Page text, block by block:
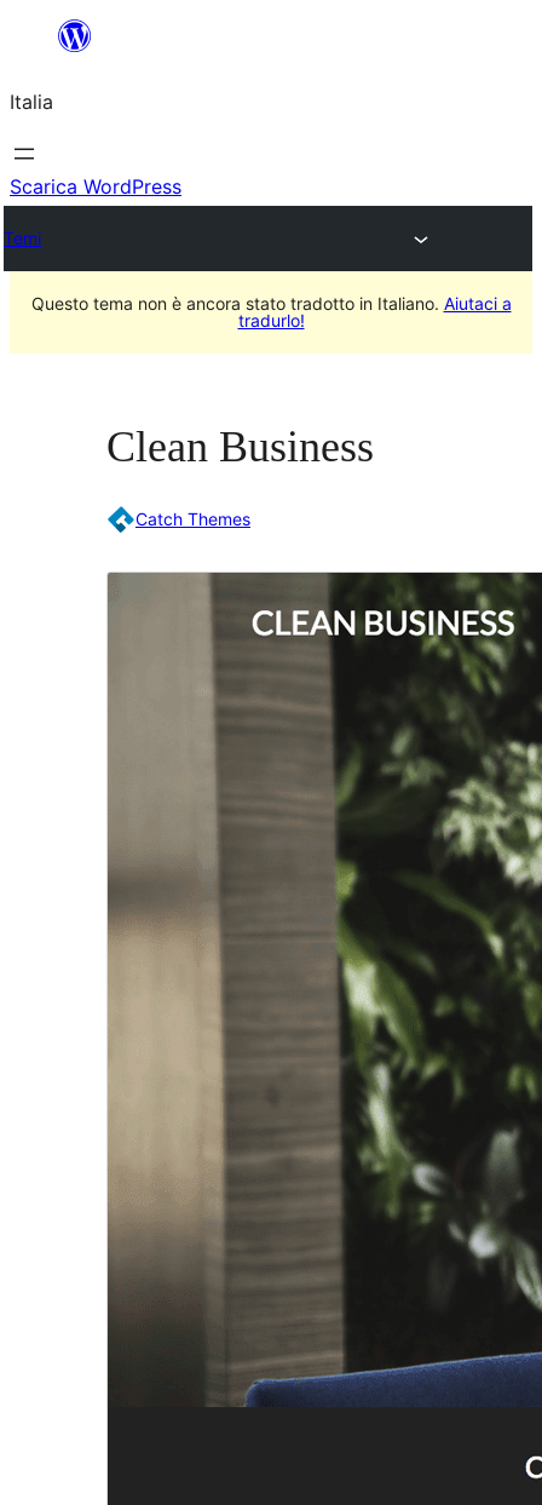
contenuto
Italia
Scarica WordPress
Temi
Questo tema non è ancora stato tradotto in Italiano. Aiutaci a
tradurlo!
Clean Business
Catch Themes